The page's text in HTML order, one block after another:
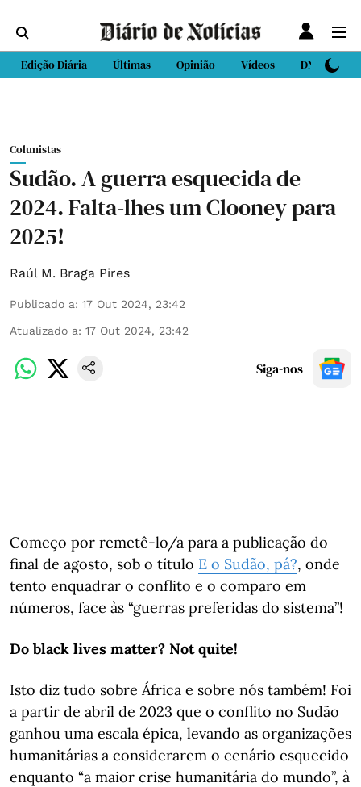
Edição Diária Últimas Opinião Vídeos DN Sport
Colunistas
Sudão. A guerra esquecida de
2024. Falta-lhes um Clooney para
2025!
Raúl M. Braga Pires
Publicado a: 17 Out 2024, 23:42
Atualizado a: 17 Out 2024, 23:42
Siga-nos
Começo por remetê-lo/a para a publicação do
final de agosto, sob o título E o Sudão, pá?, onde
tento enquadrar o conflito e o comparo em
números, face às “guerras preferidas do sistema”!
Do black lives matter? Not quite!
Isto diz tudo sobre África e sobre nós também! Foi
a partir de abril de 2023 que o conflito no Sudão
ganhou uma escala épica, levando as organizações
humanitárias a considerarem o cenário esquecido
enquanto “a maior crise humanitária do mundo”, à